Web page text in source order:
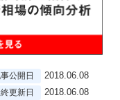
公開日 2018.06.08
更新日 2018.06.08